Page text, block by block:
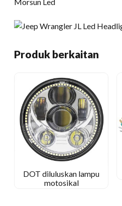
Produk berkaitan
DOT diluluskan lampu
motosikal